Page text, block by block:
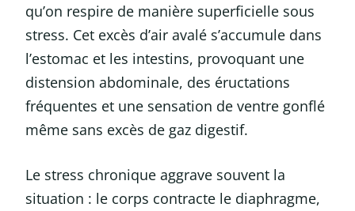
qu’on respire de manière superficielle sous
stress. Cet excès d’air avalé s’accumule dans
l’estomac et les intestins, provoquant une
distension abdominale, des éructations
fréquentes et une sensation de ventre gonflé
même sans excès de gaz digestif.
Le stress chronique aggrave souvent la
situation : le corps contracte le diaphragme,